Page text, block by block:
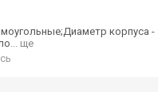
иаметр корпуса -
... ще